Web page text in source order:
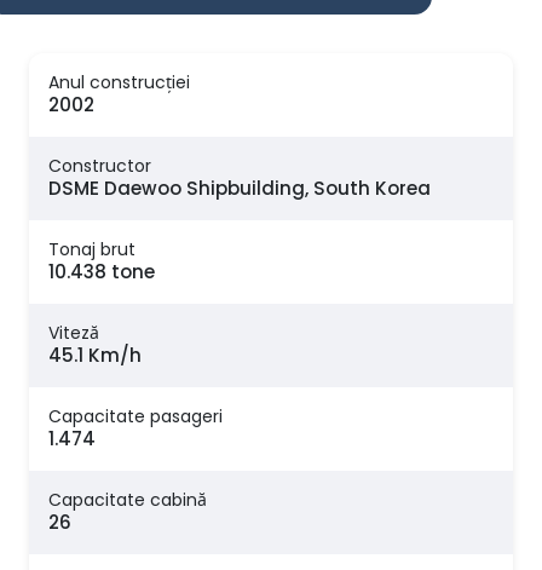
Anul construcției
2002
Constructor
DSME Daewoo Shipbuilding, South Korea
Tonaj brut
10.438 tone
Viteză
45.1 Km/h
Capacitate pasageri
1.474
Capacitate cabină
26